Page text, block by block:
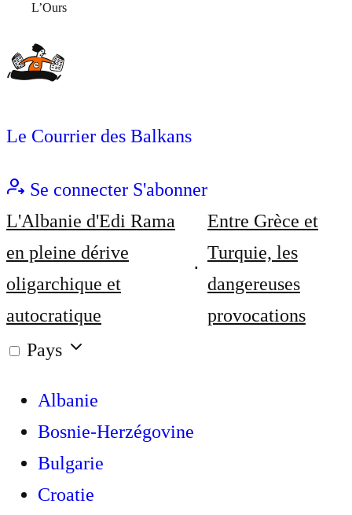
L’Ours
Le Courrier des Balkans
Se connecter S'abonner
L'Albanie d'Edi Rama
en pleine dérive
oligarchique et
autocratique
Entre Grèce et
Turquie, les
dangereuses
provocations
Pays
Albanie
Bosnie-Herzégovine
Bulgarie
Croatie